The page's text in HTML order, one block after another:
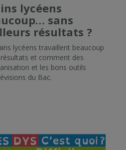
lycéens
sans
résultats ?
lycéens travaillent beaucoup
et comment des
et les bons outils
du Bac.